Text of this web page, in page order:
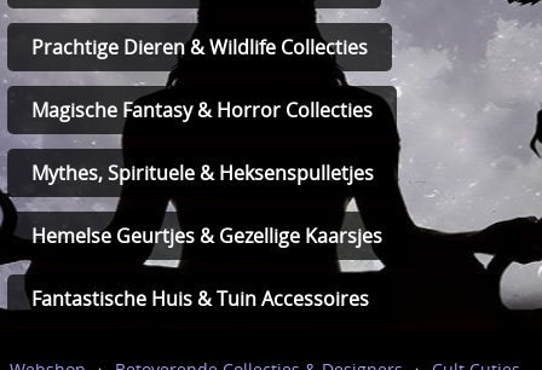
Prachtige Dieren & Wildlife Collecties
Magische Fantasy & Horror Collecties
Mythes, Spirituele & Heksenspulletjes
Hemelse Geurtjes & Gezellige Kaarsjes
Fantastische Huis & Tuin Accessoires